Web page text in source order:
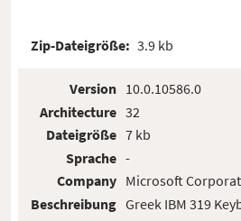
Zip-Dateigröße: 3.9 kb
Version
Architecture
Dateigröße
Sprache
Company
Beschreibung
10.0.10586.0
32
7 kb
-
Microsoft
Greek IBM 319